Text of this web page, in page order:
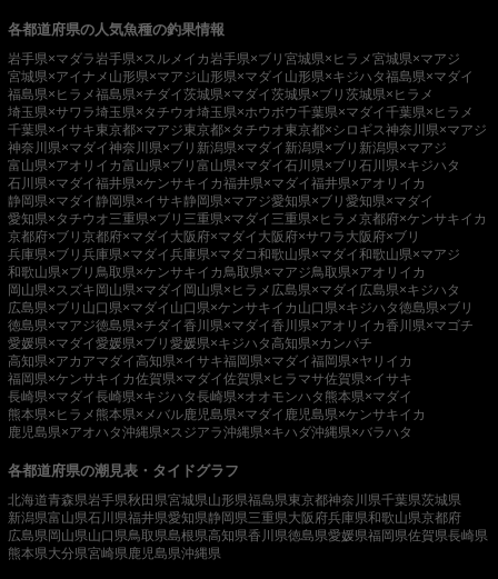
各都道府県の人気魚種の釣果情報
岩手県×マダラ 岩手県×スルメイカ 岩手県×ブリ 宮城県×ヒラメ宮城県×マアジ
宮城県×アイナメ 山形県×マアジ山形県×マダイ 山形県×キジハタ福島県×マダイ
福島県×ヒラメ福島県×チダイ茨城県×マダイ茨城県×ブリ 茨城県×ヒラメ
埼玉県×サワラ埼玉県×タチウオ埼玉県×ホウボウ千葉県×マダイ千葉県×ヒラメ
千葉県×イサキ東京都×マアジ東京都×タチウオ東京都×シロギス神奈川県×マアジ
神奈川県×マダイ神奈川県×ブリ 新潟県×マダイ 新潟県×ブリ 新潟県×マアジ
富山県×アオリイカ富山県×ブリ 富山県×マダイ石川県×ブリ 石川県×キジハタ
石川県×マダイ福井県×ケンサキイカ福井県×マダイ福井県×アオリイカ
静岡県×マダイ静岡県×イサキ静岡県×マアジ愛知県×ブリ 愛知県×マダイ
愛知県×タチウオ三重県×ブリ 三重県×マダイ 三重県×ヒラメ京都府×ケンサキイカ
京都府×ブリ 京都府×マダイ 大阪府×マダイ 大阪府×サワラ 大阪府×ブリ
兵庫県×ブリ 兵庫県×マダイ兵庫県×マダコ和歌山県×マダイ和歌山県×マアジ
和歌山県×ブリ 鳥取県×ケンサキイカ 鳥取県×マアジ鳥取県×アオリイカ
岡山県×スズキ岡山県×マダイ 岡山県×ヒラメ 広島県×マダイ 広島県×キジハタ
広島県×ブリ 山口県×マダイ 山口県×ケンサキイカ 山口県×キジハタ徳島県×ブリ
徳島県×マアジ徳島県×チダイ香川県×マダイ香川県×アオリイカ香川県×マゴチ
愛媛県×マダイ愛媛県×ブリ 愛媛県×キジハタ高知県×カンパチ
高知県×アカアマダイ高知県×イサキ福岡県×マダイ福岡県×ヤリイカ
福岡県×ケンサキイカ佐賀県×マダイ佐賀県×ヒラマサ佐賀県×イサキ
長崎県×マダイ長崎県×キジハタ長崎県×オオモンハタ 熊本県×マダイ
熊本県×ヒラメ 熊本県×メバル鹿児島県×マダイ 鹿児島県×ケンサキイカ
鹿児島県×アオハタ沖縄県×スジアラ沖縄県×キハダ沖縄県×バラハタ
各都道府県の潮見表・タイドグラフ
北海道青森県岩手県秋田県宮城県山形県福島県東京都神奈川県千葉県茨城県
新潟県富山県石川県福井県愛知県静岡県三重県大阪府兵庫県和歌山県京都府
広島県岡山県山口県鳥取県島根県高知県香川県徳島県愛媛県福岡県佐賀県長崎県
熊本県大分県宮崎県 鹿児島県沖縄県